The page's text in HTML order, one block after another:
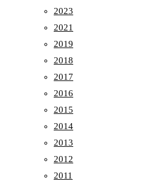
2023
2021
2019
2018
2017
2016
2015
2014
2013
2012
2011